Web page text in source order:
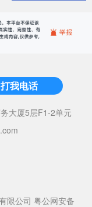
打我电话
大厦5层F1-2单元
限公司 粤公网安备